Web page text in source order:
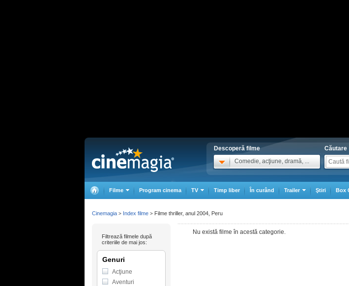
Descoperă filme
Comedie, acţiune, dramă, ...
Căutare
Filme Program cinema TV Timp liber În curând Trailer Ştiri Box
Nu există filme în acestă categorie.
Filtrează filmele după
criteriile de mai jos:
Genuri
Acţiune
Aventuri
Cinemagia > Index filme > Filme thriller, anul 2004, Peru